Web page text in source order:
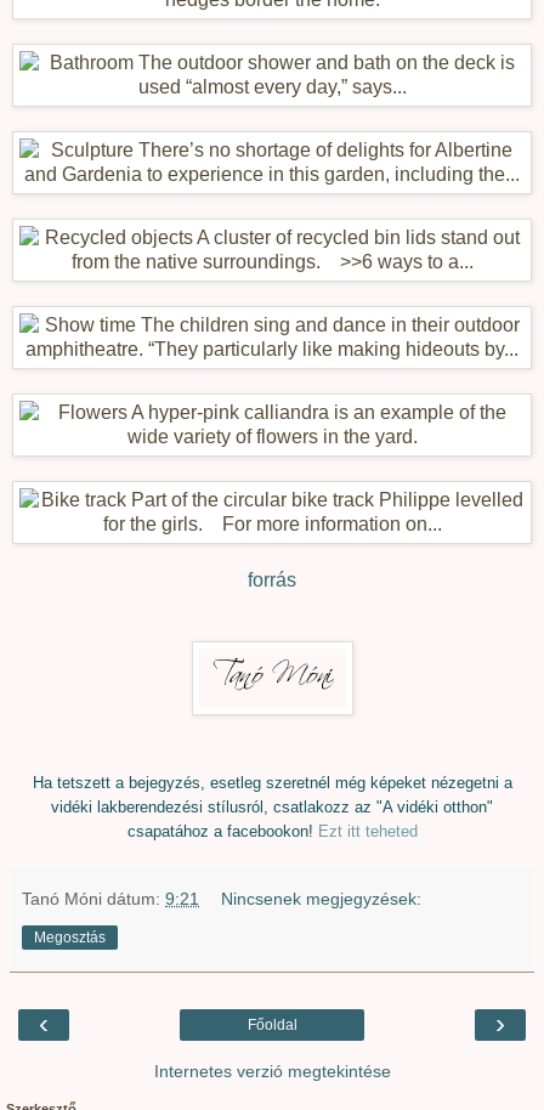
forrás
Ha tetszett a bejegyzés, esetleg szeretnél még képeket nézegetni a
vidéki lakberendezési stílusról, csatlakozz az "A vidéki otthon"
csapatához a facebookon! Ezt itt teheted
Tanó Móni dátum: 9:21 Nincsenek megjegyzések:
Megosztás
‹ ›
Főoldal
Internetes verzió megtekintése